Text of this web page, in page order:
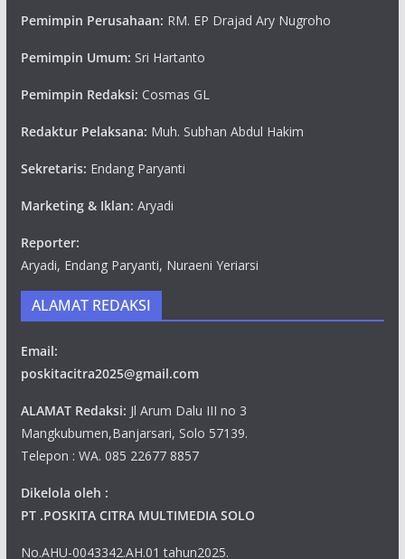
Pemimpin Perusahaan: RM. EP Drajad Ary Nugroho
Pemimpin Umum: Sri Hartanto
Pemimpin Redaksi: Cosmas GL
Redaktur Pelaksana: Muh. Subhan Abdul Hakim
Sekretaris: Endang Paryanti
Marketing & Iklan: Aryadi
Reporter:
Aryadi, Endang Paryanti, Nuraeni Yeriarsi
ALAMAT REDAKSI
Email:
poskitacitra2025@gmail.com
ALAMAT Redaksi: Jl Arum Dalu III no 3
Mangkubumen,Banjarsari, Solo 57139.
Telepon : WA. 085 22677 8857
Dikelola oleh :
PT .POSKITA CITRA MULTIMEDIA SOLO
No.AHU-0043342.AH.01 tahun2025.